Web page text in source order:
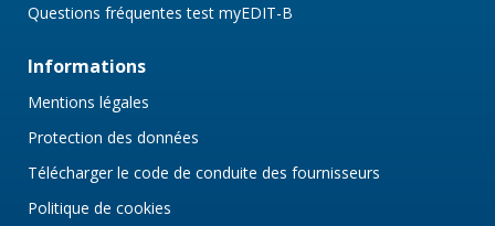
Questions fréquentes test myEDIT-B
Informations
Mentions légales
Protection des données
Télécharger le code de conduite des fournisseurs
Politique de cookies